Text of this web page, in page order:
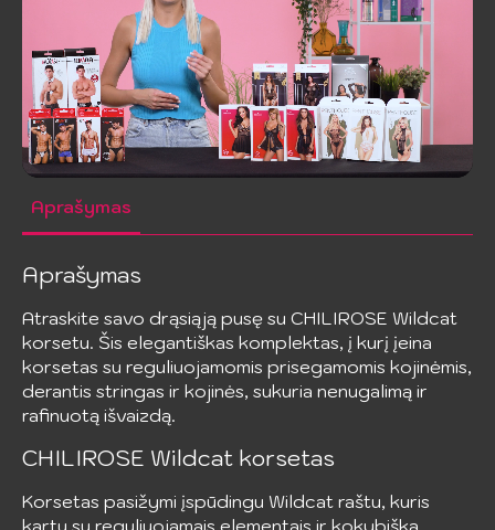
Aprašymas
Aprašymas
Atraskite savo drąsiąją pusę su CHILIROSE Wildcat
korsetu. Šis elegantiškas komplektas, į kurį įeina
korsetas su reguliuojamomis prisegamomis kojinėmis,
derantis stringas ir kojinės, sukuria nenugalimą ir
rafinuotą išvaizdą.
CHILIROSE Wildcat korsetas
Korsetas pasižymi įspūdingu Wildcat raštu, kuris